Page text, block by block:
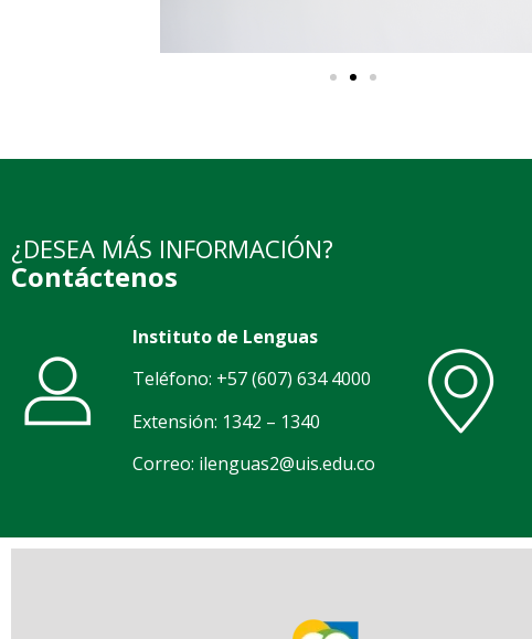
¿DESEA MÁS INFORMACIÓN?
Contáctenos
Instituto de Lenguas
Teléfono: +57 (607) 634 4000
Extensión: 1342 – 1340
Correo: ilenguas2@uis.edu.co